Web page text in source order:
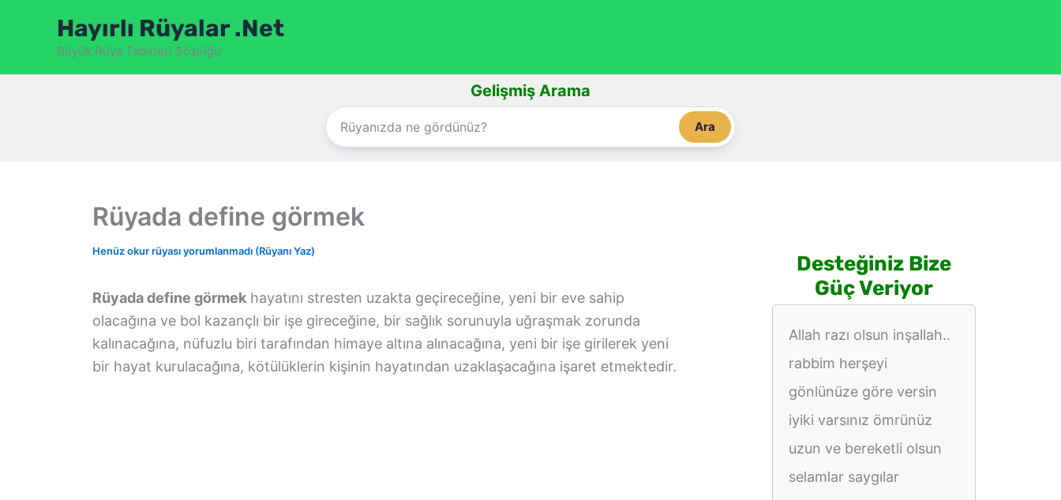
Hayırlı Rüyalar .Net
Büyük Rüya Tabirleri Sözlüğü
Gelişmiş Arama
Ara
Rüyada define görmek
Henüz okur rüyası yorumlanmadı (Rüyanı Yaz)
Rüyada define görmek hayatını stresten uzakta geçireceğine, yeni bir eve sahip
olacağına ve bol kazançlı bir işe gireceğine, bir sağlık sorunuyla uğraşmak zorunda
kalınacağına, nüfuzlu biri tarafından himaye altına alınacağına, yeni bir işe girilerek yeni
bir hayat kurulacağına, kötülüklerin kişinin hayatından uzaklaşacağına işaret etmektedir.
Desteğiniz Bize
Güç Veriyor
Allah razı olsun inşallah..
rabbim herşeyi
gönlünüze göre versin
iyiki varsınız ömrünüz
uzun ve bereketli olsun
selamlar saygılar